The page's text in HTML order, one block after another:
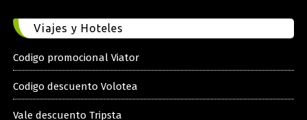
Viajes y Hoteles
Codigo promocional Viator
Codigo descuento Volotea
Vale descuento Tripsta